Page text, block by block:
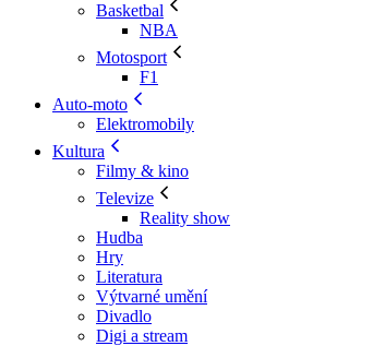
Basketbal
NBA
Motosport
F1
Auto-moto
Elektromobily
Kultura
Filmy & kino
Televize
Reality show
Hudba
Hry
Literatura
Výtvarné umění
Divadlo
Digi a stream